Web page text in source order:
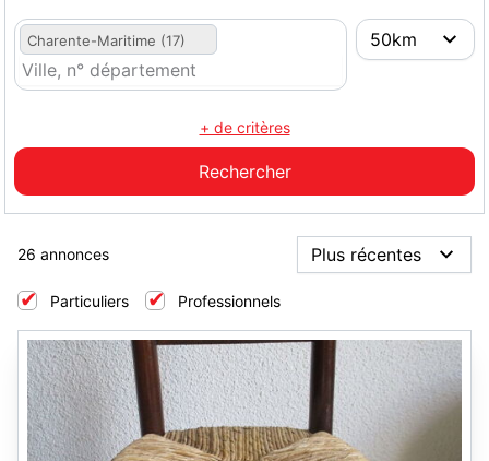
Charente-Maritime (17)
+ de critères
26 annonces
Particuliers Professionnels